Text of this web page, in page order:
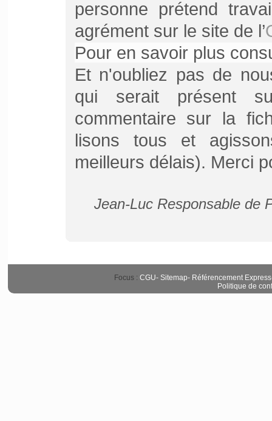
personne prétend
agrément sur le site de l’
Pour en savoir plus
Et n'oubliez pas de
qui serait présent
commentaire sur la
lisons tous et
meilleurs délais). Merci
Jean-Luc Responsable de
Focus : CGU- Sitemap- Référencement Express
Politique de